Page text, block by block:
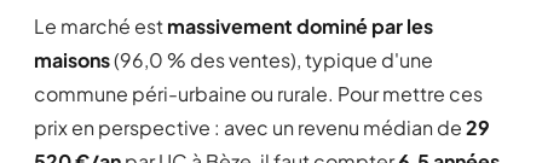
Le marché estmassivement dominé par les
maisons(96,0 % des ventes), typique d'une
commune péri-urbaine ou rurale. Pour mettre ces
prix en perspective : avec un revenu médian de29